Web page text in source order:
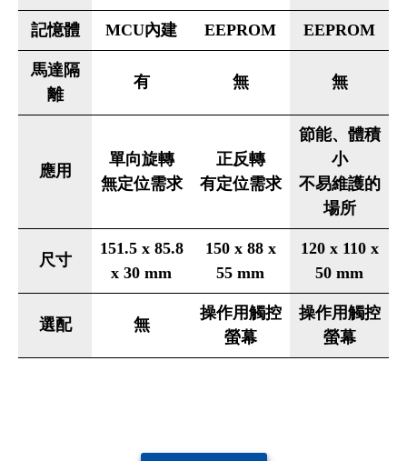
記憶體 MCU內建 EEPROM EEPROM
馬達隔
離
有 無 無
應用
單向旋轉
無定位需求
正反轉
有定位需求
節能、體積
小
不易維護的
場所
尺寸
151.5 x 85.8
x 30 mm
150 x 88 x
55 mm
120 x 110 x
50 mm
選配 無
操作用觸控
螢幕
操作用觸控
螢幕